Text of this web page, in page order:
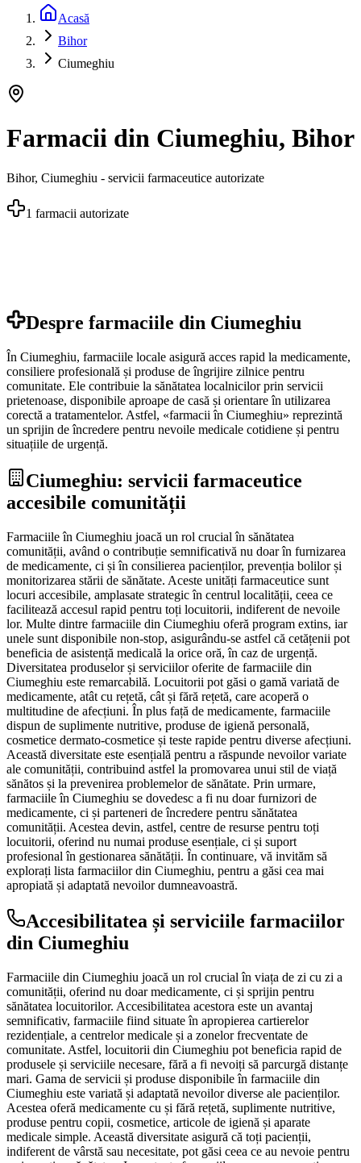
Acasă
Bihor
Ciumeghiu
Farmacii din Ciumeghiu, Bihor
Bihor, Ciumeghiu - servicii farmaceutice autorizate
1 farmacii autorizate
Despre farmaciile din Ciumeghiu
În Ciumeghiu, farmaciile locale asigură acces rapid la medicamente,
consiliere profesională și produse de îngrijire zilnice pentru
comunitate. Ele contribuie la sănătatea localnicilor prin servicii
prietenoase, disponibile aproape de casă și orientare în utilizarea
corectă a tratamentelor. Astfel, «farmacii în Ciumeghiu» reprezintă
un sprijin de încredere pentru nevoile medicale cotidiene și pentru
situațiile de urgență.
Ciumeghiu: servicii farmaceutice
accesibile comunității
Farmaciile în Ciumeghiu joacă un rol crucial în sănătatea
comunității, având o contribuție semnificativă nu doar în furnizarea
de medicamente, ci și în consilierea pacienților, prevenția bolilor și
monitorizarea stării de sănătate. Aceste unități farmaceutice sunt
locuri accesibile, amplasate strategic în centrul localității, ceea ce
facilitează accesul rapid pentru toți locuitorii, indiferent de nevoile
lor. Multe dintre farmaciile din Ciumeghiu oferă program extins, iar
unele sunt disponibile non-stop, asigurându-se astfel că cetățenii pot
beneficia de asistență medicală la orice oră, în caz de urgență.
Diversitatea produselor și serviciilor oferite de farmaciile din
Ciumeghiu este remarcabilă. Locuitorii pot găsi o gamă variată de
medicamente, atât cu rețetă, cât și fără rețetă, care acoperă o
multitudine de afecțiuni. În plus față de medicamente, farmaciile
dispun de suplimente nutritive, produse de igienă personală,
cosmetice dermato-cosmetice și teste rapide pentru diverse afecțiuni.
Această diversitate este esențială pentru a răspunde nevoilor variate
ale comunității, contribuind astfel la promovarea unui stil de viață
sănătos și la prevenirea problemelor de sănătate. Prin urmare,
farmaciile în Ciumeghiu se dovedesc a fi nu doar furnizori de
medicamente, ci și parteneri de încredere pentru sănătatea
comunității. Acestea devin, astfel, centre de resurse pentru toți
locuitorii, oferind nu numai produse esențiale, ci și suport
profesional în gestionarea sănătății. În continuare, vă invităm să
explorați lista farmaciilor din Ciumeghiu, pentru a găsi cea mai
apropiată și adaptată nevoilor dumneavoastră.
Accesibilitatea și serviciile farmaciilor
din Ciumeghiu
Farmaciile din Ciumeghiu joacă un rol crucial în viața de zi cu zi a
comunității, oferind nu doar medicamente, ci și sprijin pentru
sănătatea locuitorilor. Accesibilitatea acestora este un avantaj
semnificativ, farmaciile fiind situate în apropierea cartierelor
rezidențiale, a centrelor medicale și a zonelor frecventate de
comunitate. Astfel, locuitorii din Ciumeghiu pot beneficia rapid de
produsele și serviciile necesare, fără a fi nevoiți să parcurgă distanțe
mari. Gama de servicii și produse disponibile în farmaciile din
Ciumeghiu este variată și adaptată nevoilor diverse ale pacienților.
Acestea oferă medicamente cu și fără rețetă, suplimente nutritive,
produse pentru copii, cosmetice, articole de igienă și aparate
medicale simple. Această diversitate asigură că toți pacienții,
indiferent de vârstă sau necesitate, pot găsi ceea ce au nevoie pentru